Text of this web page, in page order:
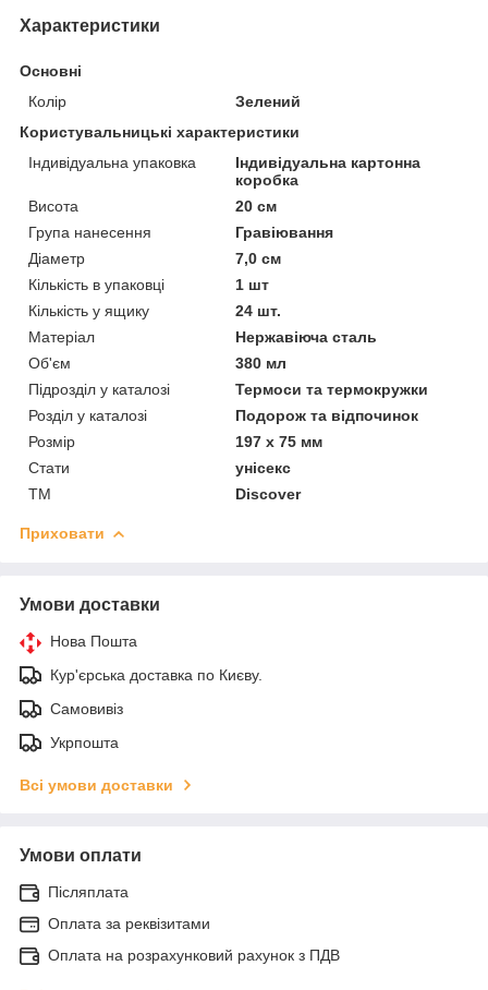
Характеристики
Основні
Колір
Зелений
Користувальницькі характеристики
Індивідуальна упаковка
Індивідуальна картонна
коробка
Висота
20 см
Група нанесення
Гравіювання
Діаметр
7,0 см
Кількість в упаковці
1 шт
Кількість у ящику
24 шт.
Матеріал
Нержавіюча сталь
Об'єм
380 мл
Підрозділ у каталозі
Термоси та термокружки
Розділ у каталозі
Подорож та відпочинок
Розмір
197 х 75 мм
Стати
унісекс
ТМ
Discover
Приховати
Умови доставки
Нова Пошта
Кур'єрська доставка по Києву.
Самовивіз
Укрпошта
Всі умови доставки
Умови оплати
Післяплата
Оплата за реквізитами
Оплата на розрахунковий рахунок з ПДВ